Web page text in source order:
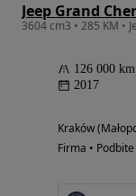
Jeep Grand
126 000 km
2017
Kraków
Firma • Podbite